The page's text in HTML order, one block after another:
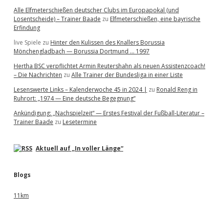
Alle Elfmeterschießen deutscher Clubs im Europapokal (und
Losentscheide) – Trainer Baade zu Elfmeterschießen, eine bayrische
Erfindung
live Spiele zu Hinter den Kulissen des Knallers Borussia
Mönchengladbach — Borussia Dortmund … 1997
Hertha BSC verpflichtet Armin Reutershahn als neuen Assistenzcoach!
– Die Nachrichten zu Alle Trainer der Bundesliga in einer Liste
Lesenswerte Links – Kalenderwoche 45 in 2024 | zu Ronald Reng in
Ruhrort: „1974 — Eine deutsche Begegnung“
Ankündigung: „Nachspielzeit“ — Erstes Festival der Fußball-Literatur –
Trainer Baade zu Lesetermine
Aktuell auf „In voller Länge“
Blogs
11km